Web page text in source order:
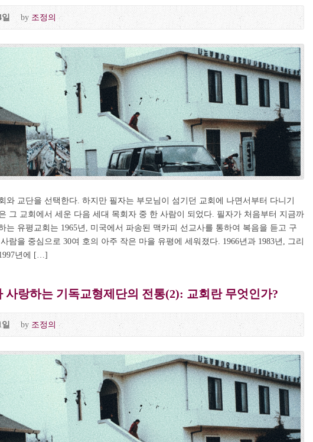
by 조정의
와 교단을 선택한다. 하지만 필자는 부모님이 섬기던 교회에 나면서부터 다니기
그 교회에서 세운 다음 세대 목회자 중 한 사람이 되었다. 필자가 처음부터 지금까
는 유평교회는 1965년, 미국에서 파송된 맥카피 선교사를 통하여 복음을 듣고 구
람을 중심으로 30여 호의 아주 작은 마을 유평에 세워졌다. 1966년과 1983년, 그리
년에 […]
사랑하는 기독교형제단의 전통(2): 교회란 무엇인가?
by 조정의